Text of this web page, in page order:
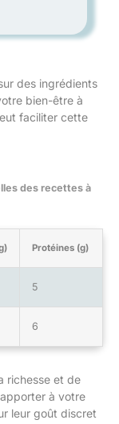
des ingrédients
bien-être à
faciliter cette
des recettes à
Protéines (g)
5
6
richesse et de
à votre
leur goût discret